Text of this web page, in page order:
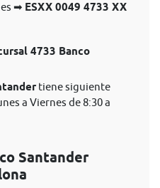
➡ ESXX 0049 4733 XX
4733 Banco
tiene siguiente
a Viernes de 8:30 a
Santander